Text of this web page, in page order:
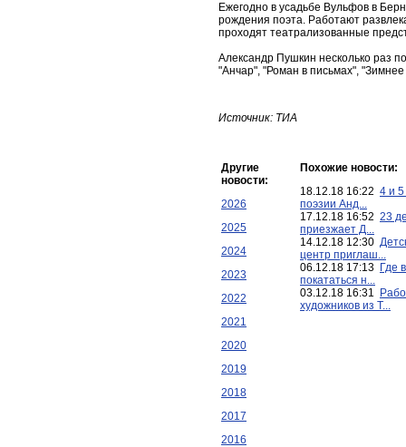
Ежегодно в усадьбе Вульфов в
рождения поэта. Работают
проходят театрализованные
Александр Пушкин несколько раз
"Анчар", "Роман в письмах",
Источник: ТИА
Другие
новости:
2026
2025
2024
2023
2022
2021
2020
2019
2018
2017
2016
Похожие новости:
18.12.18 16:22 4 и
поэзии Анд...
17.12.18 16:52 23
приезжает Д...
14.12.18 12:30
центр приглаш...
06.12.18 17:13 Где
покататься н...
03.12.18 16:31
художников из Т...